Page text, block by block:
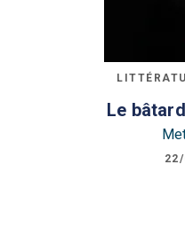
Le